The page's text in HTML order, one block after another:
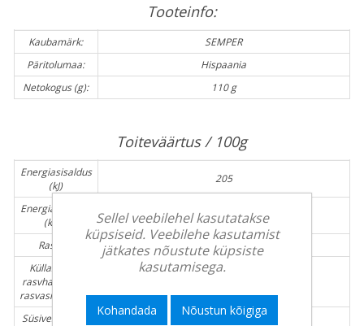
Tooteinfo:
Kaubamärk:
SEMPER
Päritolumaa:
Hispaania
Netokogus (g):
110 g
Toiteväärtus / 100g
Energiasisaldus
(kJ)
205
Energiasisaldus
(kcal)
48
Rasv (g)
0.2
Küllastunud
rasvhapped (g)
rasvasisalduses
Süsivesikud (g)
11
Sellel veebilehel kasutatakse
küpsiseid. Veebilehe kasutamist
jätkates nõustute küpsiste
kasutamisega.
Kohandada Nõustun kõigiga